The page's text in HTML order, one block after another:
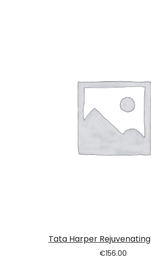
Tata Harper
€156.00